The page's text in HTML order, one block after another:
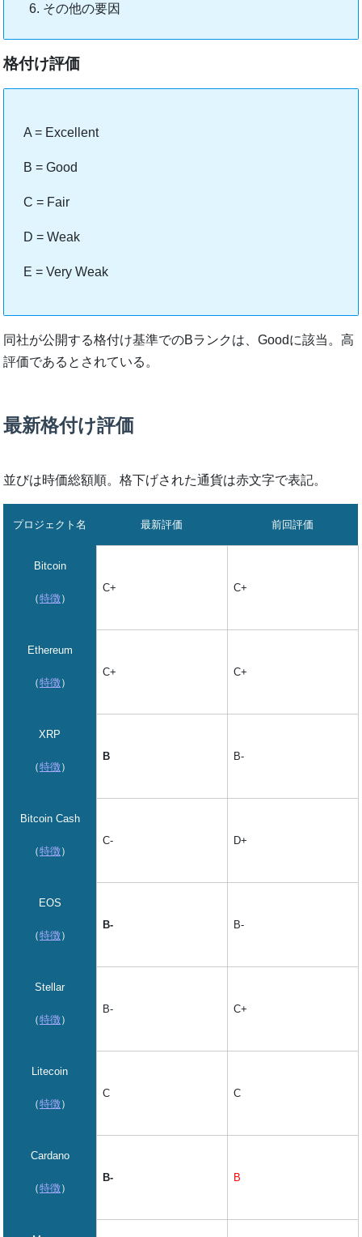
その他の要因
格付け評価
A = Excellent
B = Good
C = Fair
D = Weak
E = Very Weak
同社が公開する格付け基準でのBランクは、Goodに該当。高
評価であるとされている。
最新格付け評価
並びは時価総額順。格下げされた通貨は赤文字で表記。
プロジェクト名 最新評価 前回評価
Bitcoin
（特徴 ）
C+ C+
Ethereum
（特徴 ）
C+ C+
XRP
（特徴 ）
B B-
Bitcoin Cash
（特徴 ）
C- D+
EOS
（特徴 ）
B- B-
Stellar
（特徴 ）
B- C+
Litecoin
（特徴 ）
C C
Cardano
（特徴 ）
B- B